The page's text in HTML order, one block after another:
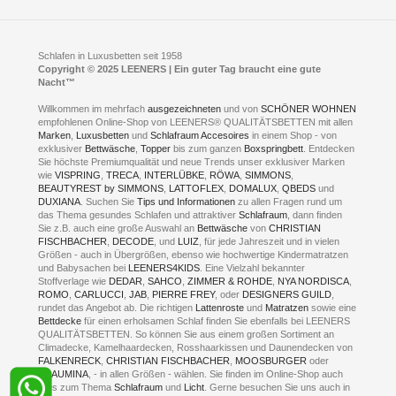
Jobs
Fotoalbum
Kontakt
Neuer Showroom für unsere Onlineartikel.
Kontakt via:WhatsApp
Kontakt via:eMail
mögliche Zeiten für eine Showroom Terminreservierung
MO und DI geschlossen
MI - FR 11 bis 17 Uhr
SA 11 bis 15 Uhr
ONLINEBERATUNG UND
TERMIN- RESERVIERUNG
+49 (0) 2331 408 11
+49 (0) 1633 688 213
Schlafen in Luxusbetten seit 1958
Copyright © 2025 LEENERS | Ein guter Tag braucht eine gute
Nacht™
Willkommen im mehrfachausgezeichnetenund vonSCHÖNER WOHNEN
empfohlenen Online-Shop von LEENERS® QUALITÄTSBETTEN mit allen
Marken Luxusbetten undSchlafraum Accesoires in einem Shop - von
exklusiver Bettwäsche ,Topper bis zum ganzen Boxspringbett . Entdecken
Sie höchste Premiumqualität und neue Trends unser exklusiver Marken
wieVISPRING ,TRECA INTERLÜBKE RÖWA ,SIMMONS
BEAUTYREST by SIMMONS LATTOFLEX DOMALUX ,QBEDS und
DUXIANA . Suchen SieTips und Informationen zu allen Fragen rund um
das Thema gesundes Schlafen und attraktiverSchlafraum , dann finden
Sie z.B. auch eine große Auswahl an Bettwäsche vonCHRISTIAN
FISCHBACHER
DECODE , und LUIZ , für jede Jahreszeit und in vielen
Größen - auch in Übergrößen, ebenso wie hochwertige Kindermatratzen
und Babysachen bei LEENERS4KIDS . Eine Vielzahl bekannter
Stoffverlage wie DEDAR ,SAHCO ,ZIMMER & ROHDE NYA NORDISCA
ROMO ,CARLUCCI ,JAB PIERRE FREY, oder DESIGNERS GUILD
rundet das Angebot ab. Die richtigen Lattenroste und Matratzen sowie eine
Bettdecke für einen erholsamen Schlaf finden Sie ebenfalls bei LEENERS
QUALITÄTSBETTEN. So können Sie aus einem großen Sortiment an
Climadecke, Kamelhaardecken, Rosshaarkissen und Daunendecken von
FALKENRECK ,CHRISTIAN FISCHBACHER MOOSBURGER oder
TRAUMINA , - in allen Größen - wählen. Sie finden im Online-Shop auch
alles zum ThemaSchlafraum und Licht . Gerne besuchen Sie uns auch in